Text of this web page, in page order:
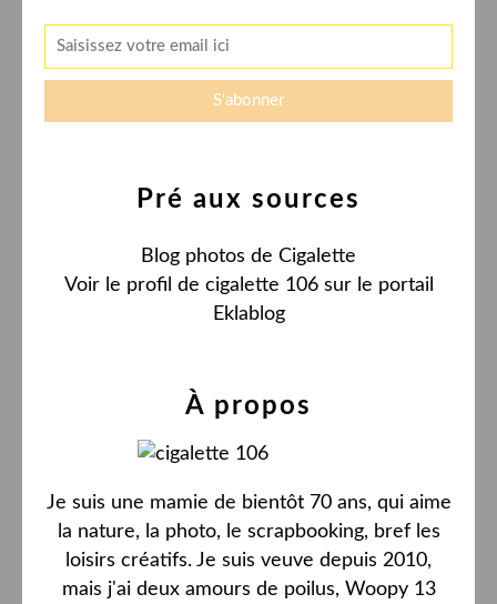
Pré aux sources
Blog photos de Cigalette
Voir le profil de cigalette 106sur le portail
Eklablog
À propos
Je suis une mamie de bientôt 70 ans, qui aime
la nature, la photo, le scrapbooking, bref les
loisirs créatifs. Je suis veuve depuis 2010,
mais j'ai deux amours de poilus, Woopy 13